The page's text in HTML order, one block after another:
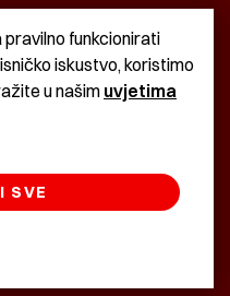
funkcionirati
iskustvo, koristimo
u našim uvjetima
SVE